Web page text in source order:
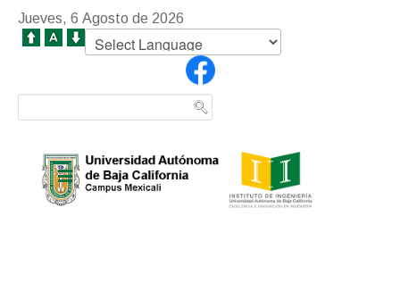
Jueves, 6 Agosto de 2026